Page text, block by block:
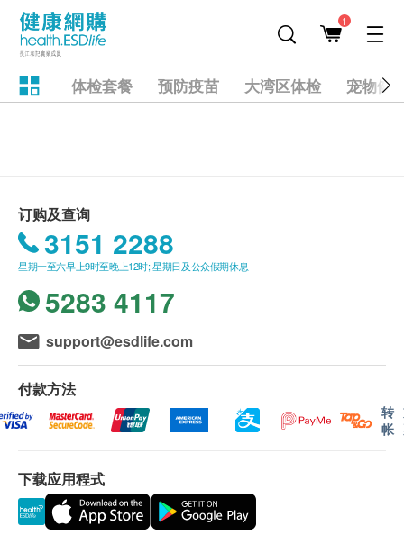
1
体检套餐 预防疫苗 大湾区体检 宠物健
订购及查询
3151 2288
星期一至六早上9时至晚上12时; 星期日及公众假期休息
5283 4117
support@esdlife.com
付款方法
转
帐
下载应用程式